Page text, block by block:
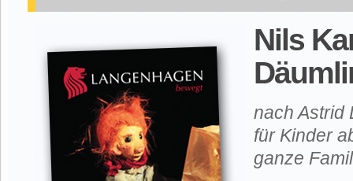
Nils
nach Astrid
für Kinder
ganze